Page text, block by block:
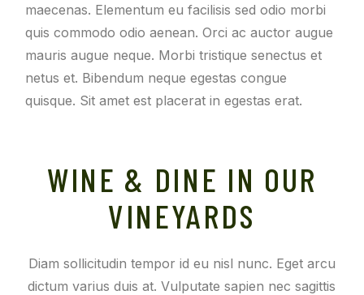
maecenas. Elementum eu facilisis sed odio morbi
quis commodo odio aenean. Orci ac auctor augue
mauris augue neque. Morbi tristique senectus et
netus et. Bibendum neque egestas congue
quisque. Sit amet est placerat in egestas erat.
WINE & DINE IN OUR
VINEYARDS
Diam sollicitudin tempor id eu nisl nunc. Eget arcu
dictum varius duis at. Vulputate sapien nec sagittis